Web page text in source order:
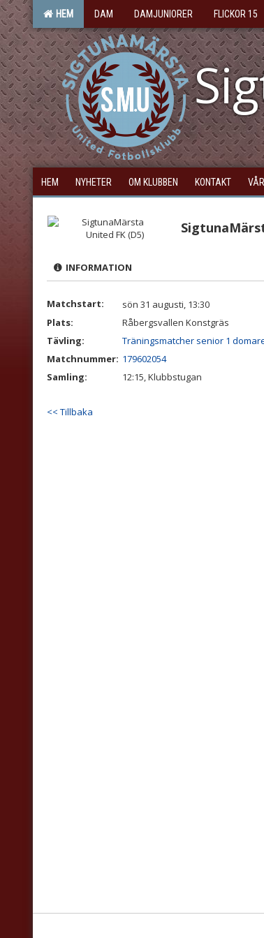
HEM DAM DAMJUNIORER FLICKOR 15
HEM NYHETER OM KLUBBEN KONTAKT
INFORMATION
Matchstart:
sön 31 augusti, 13:30
Plats:
Råbergsvallen Konstgräs
Tävling:
Träningsmatcher senior 1
Matchnummer: 179602054
Samling:
12:15, Klubbstugan
<< Tillbaka